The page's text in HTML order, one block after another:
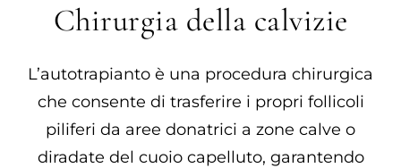
Chirurgia della calvizie
L’autotrapianto è una procedura chirurgica
che consente di trasferire i propri follicoli
piliferi da aree donatrici a zone calve o
diradate del cuoio capelluto, garantendo